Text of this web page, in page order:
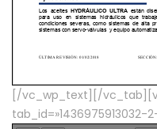
[/vc_wp_text][/